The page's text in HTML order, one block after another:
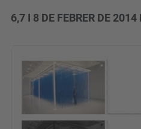
6,7 I 8 DE FEBRER DE